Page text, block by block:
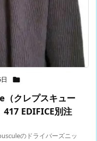

クレプスキュー
EDIFICE別注
のドライバーズニッ